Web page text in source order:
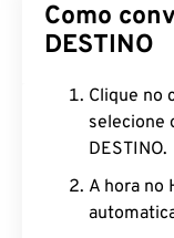
Como
DESTINO
Clique no
selecione
DESTINO.
A hora no